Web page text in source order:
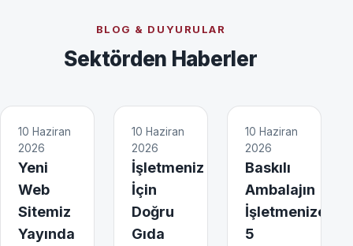
BLOG & DUYURULAR
Sektörden Haberler
10 Haziran
2026
Yeni
Web
Sitemiz
Yayında
10 Haziran
2026
İşletmeniz
İçin
Doğru
Gıda
10 Haziran
2026
Baskılı
Ambalajın
İşletmenize
5